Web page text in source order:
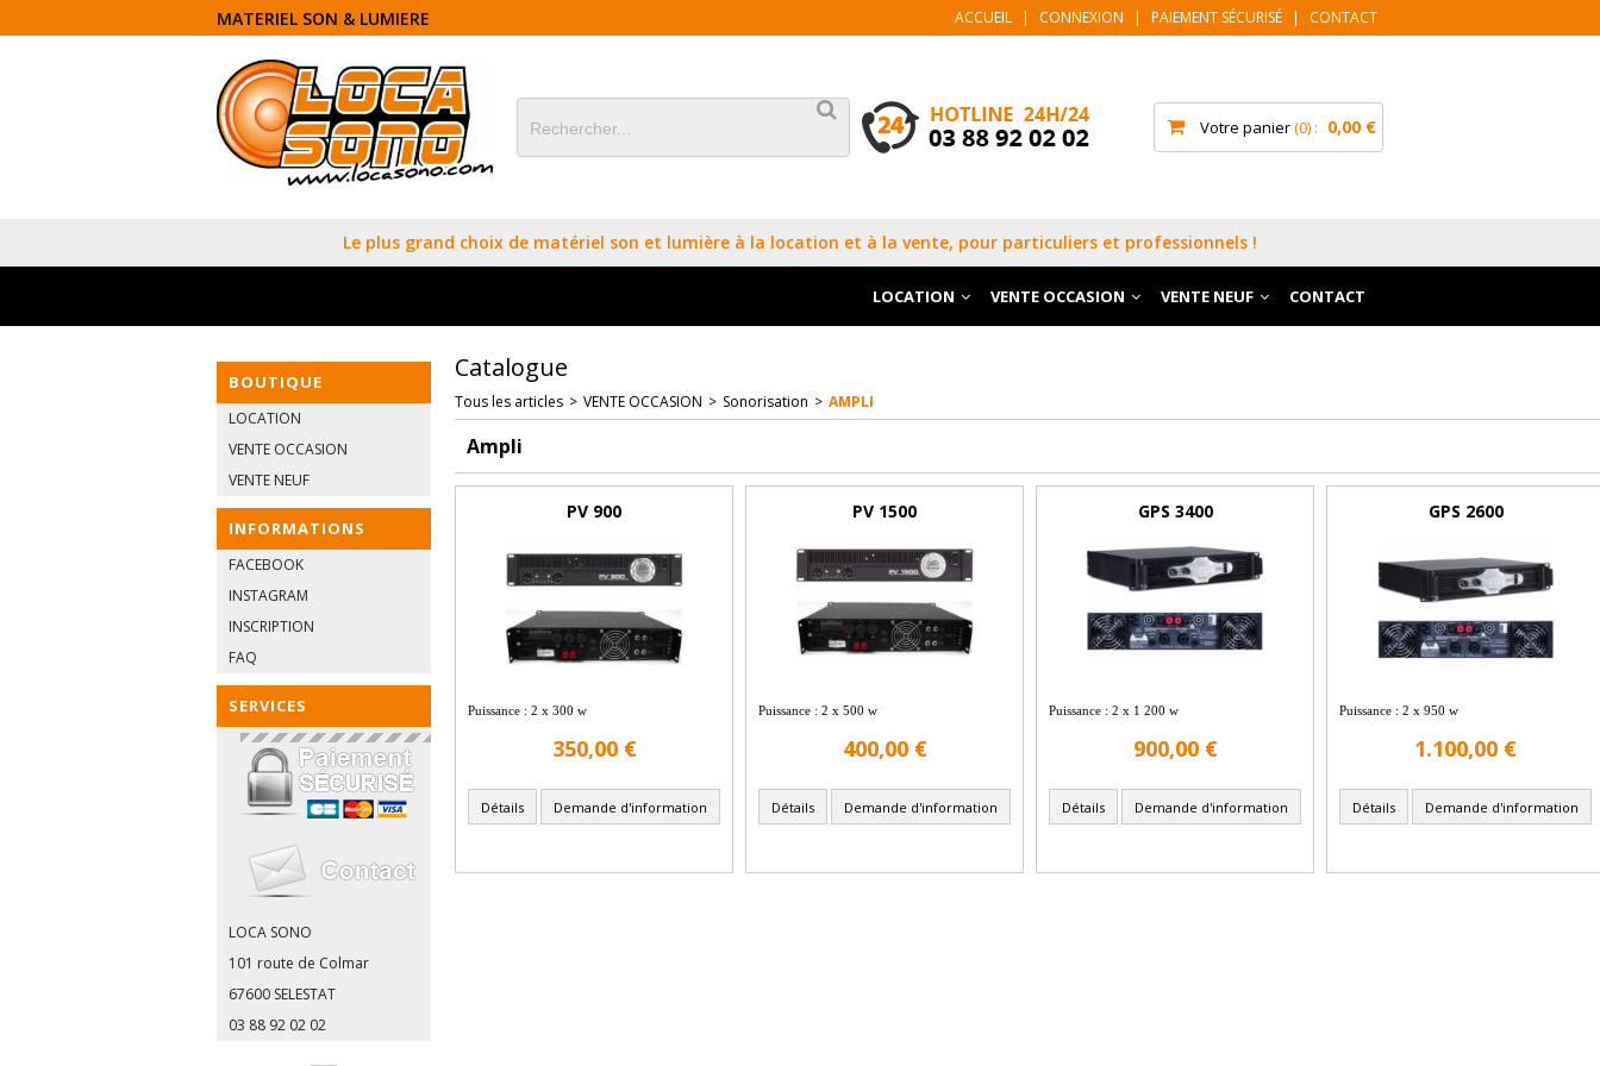
MATERIEL SON & LUMIERE ACCUEIL | CONNEXION | PAIEMENT SÉCURISÉ | CONTACT
Votre panier 0 0,00 €
Le plus grand choix de matériel son et lumière à la location et à la vente, pour particuliers et professionnels !
LOCATION VENTE OCCASION VENTE NEUF CONTACT
BOUTIQUE
LOCATION
VENTE OCCASION
VENTE NEUF
INFORMATIONS
FACEBOOK
INSTAGRAM
INSCRIPTION
FAQ
SERVICES
LOCA SONO
101 route de Colmar
67600 SELESTAT
03 88 92 02 02
Catalogue
Tous les articles > VENTE OCCASION > Sonorisation > AMPLI
Ampli
PV 900
Puissance : 2 x 300 w
350,00 €
Détails Demande d'information
PV 1500
Puissance : 2 x 500 w
400,00 €
Détails Demande d'information
GPS 3400
Puissance : 2 x 1 200 w
900,00 €
Détails Demande d'information
GPS 2600
Puissance : 2 x 950 w
1.100,00 €
Détails Demande d'information